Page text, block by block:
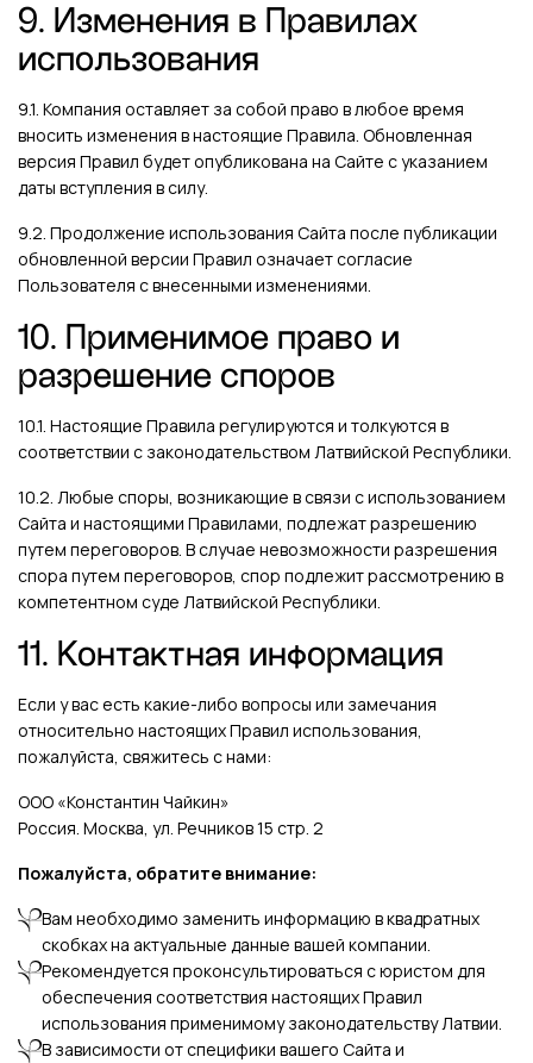
9. Изменения в Правилах
использования
9.1. Компания оставляет за собой право в любое время
вносить изменения в настоящие Правила. Обновленная
версия Правил будет опубликована на Сайте с указанием
даты вступления в силу.
9.2. Продолжение использования Сайта после публикации
обновленной версии Правил означает согласие
Пользователя с внесенными изменениями.
10. Применимое право и
разрешение споров
10.1. Настоящие Правила регулируются и толкуются в
соответствии с законодательством Латвийской Республики.
10.2. Любые споры, возникающие в связи с использованием
Сайта и настоящими Правилами, подлежат разрешению
путем переговоров. В случае невозможности разрешения
спора путем переговоров, спор подлежит рассмотрению в
компетентном суде Латвийской Республики.
11. Контактная информация
Если у вас есть какие-либо вопросы или замечания
относительно настоящих Правил использования,
пожалуйста, свяжитесь с нами:
ООО «Константин Чайкин»
Россия. Москва, ул. Речников 15 стр. 2
Пожалуйста, обратите внимание:
Вам необходимо заменить информацию в квадратных
скобках на актуальные данные вашей компании.
Рекомендуется проконсультироваться с юристом для
обеспечения соответствия настоящих Правил
использования применимому законодательству Латвии.
В зависимости от специфики вашего Сайта и